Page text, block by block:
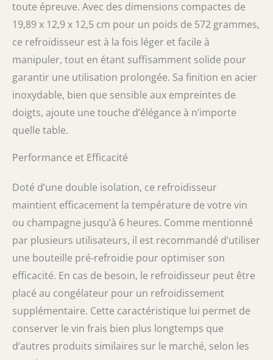
simplement votre bouteille réfrigérée dans le
refroidisseur et profitez-en. Avec son design
élégant, il est facile à nettoyer : pas de glace
ou d'eau désordonnée à traiter, juste pour
profiter sans effort de vos vins préférés.
Cadeau parfait pour les amateurs de vin :
joliment emballé et prêt à impressionner,
notre refroidisseur de vin est un cadeau
exceptionnel pour les mariages, les
pendaisons de crémaillère ou les
vin dans votre vie avec cet accessoire élégant
toute épreuve. Avec des dimensions compactes de
19,89 x 12,9 x 12,5 cm pour un poids de 572 grammes,
ce refroidisseur est à la fois léger et facile à
manipuler, tout en étant suffisamment solide pour
garantir une utilisation prolongée. Sa finition en acier
inoxydable, bien que sensible aux empreintes de
doigts, ajoute une touche d’élégance à n’importe
quelle table.
Performance et Efficacité
Doté d’une double isolation, ce refroidisseur
maintient efficacement la température de votre vin
ou champagne jusqu’à 6 heures. Comme mentionné
par plusieurs utilisateurs, il est recommandé d’utiliser
une bouteille pré-refroidie pour optimiser son
efficacité. En cas de besoin, le refroidisseur peut être
placé au congélateur pour un refroidissement
supplémentaire. Cette caractéristique lui permet de
conserver le vin frais bien plus longtemps que
d’autres produits similaires sur le marché, selon les